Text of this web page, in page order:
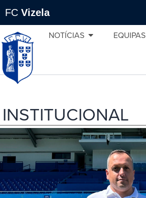
FC Vizela
NOTÍCIAS EQUIPAS
INSTITUCIONAL